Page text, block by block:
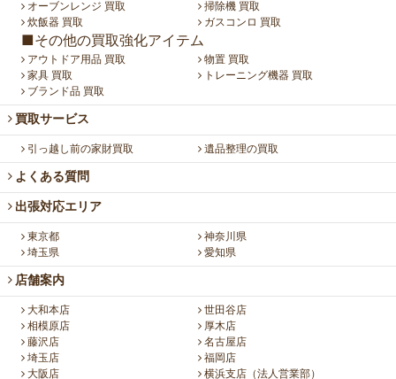
オーブンレンジ 買取
掃除機 買取
炊飯器 買取
ガスコンロ 買取
■その他の買取強化アイテム
アウトドア用品 買取
物置 買取
家具 買取
トレーニング機器 買取
ブランド品 買取
買取サービス
引っ越し前の家財買取 遺品整理の買取
よくある質問
出張対応エリア
東京都
神奈川県
埼玉県
愛知県
店舗案内
大和本店
世田谷店
相模原店
厚木店
藤沢店
名古屋店
埼玉店
福岡店
大阪店
横浜支店（法人営業部）